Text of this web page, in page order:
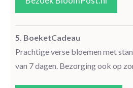
5. BoeketCadeau
Prachtige verse bloemen met
van 7 dagen. Bezorging ook op